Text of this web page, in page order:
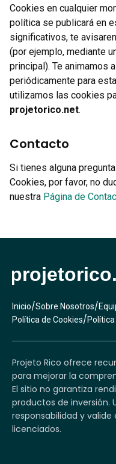
Cookies en cualquier
política se publicará en
significativos, te
(por ejemplo, mediante
principal). Te animamos
periódicamente para
utilizamos las cookies
projetorico.net.
Contacto
Si tienes alguna
Cookies, por favor, no
nuestra Página de
Inicio/Sobre Nosotros/
Política de Cookies/
Projeto Rico ofrece
para mejorar la
El sitio no garantiza
productos de inversión.
responsabilidad y
licenciados.